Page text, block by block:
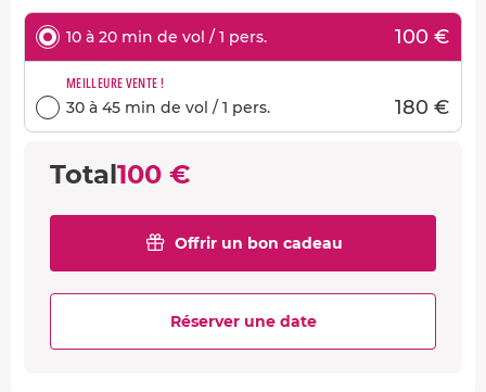
10 à 20 min de vol / 1 pers. 100 €
MEILLEURE VENTE !
30 à 45 min de vol / 1 pers. 180 €
Total100 €
Offrir un bon cadeau
Réserver une date